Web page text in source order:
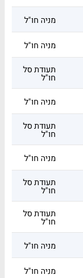
מניה חו"ל
מניה חו"ל
תעודת סל
חו"ל
מניה חו"ל
תעודת סל
חו"ל
מניה חו"ל
תעודת סל
חו"ל
תעודת סל
חו"ל
מניה חו"ל
מניה חו"ל